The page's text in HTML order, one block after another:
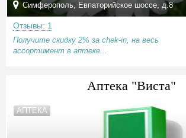
Симферополь, Евпаторийское шоссе, д.8
Отзывы: 1
Получите скидку 2% за chek-in, на весь
ассортимент в аптеке...
Аптека "Виста"
АПТЕКА